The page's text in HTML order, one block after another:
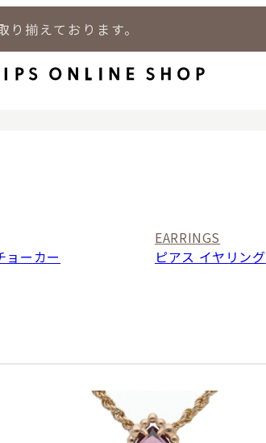
揃えております。
ョーカー
EARRINGS
ピアス イヤリング